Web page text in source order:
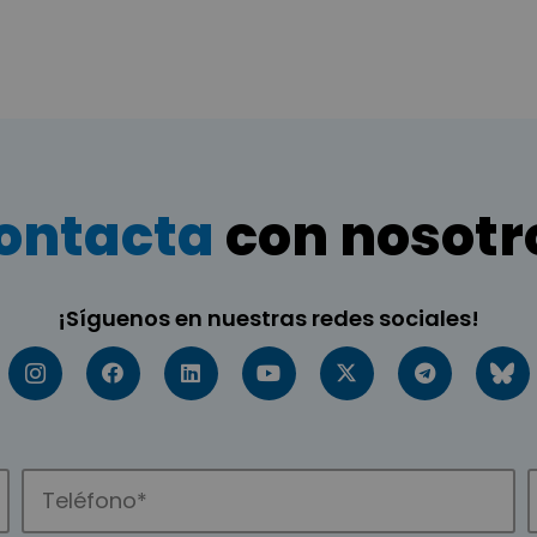
con
¡Síguenos en nuestras redes sociales!